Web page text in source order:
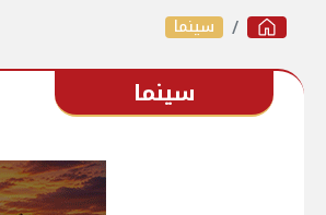
سينما
سينما